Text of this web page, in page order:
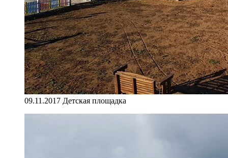
09.11.2017 Детская площадка